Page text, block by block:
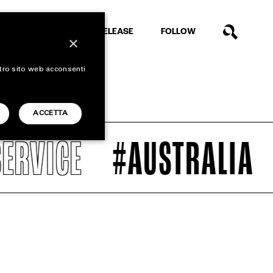
RELEASE FOLLOW
#AUSTRALIA
×
sito web acconsenti
ACCETTA